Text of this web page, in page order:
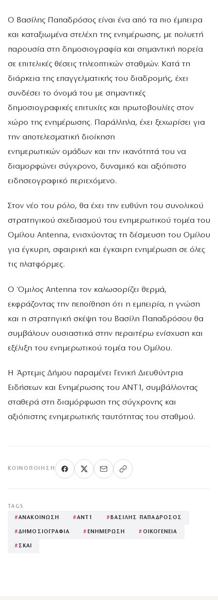
Ο Βασίλης Παπαδρόσος είναι ένα από τα πιο έμπειρα
και καταξιωμένα στελέχη της ενημέρωσης, με πολυετή
παρουσία στη δημοσιογραφία και σημαντική πορεία
σε επιτελικές θέσεις τηλεοπτικών σταθμών. Κατά τη
διάρκεια της επαγγελματικής του διαδρομής, έχει
συνδέσει το όνομά του με σημαντικές
δημοσιογραφικές επιτυχίες και πρωτοβουλίες στον
χώρο της ενημέρωσης. Παράλληλα, έχει ξεχωρίσει για
την αποτελεσματική διοίκηση
ενημερωτικών ομάδων και την ικανότητά του να
διαμορφώνει σύγχρονο, δυναμικό και αξιόπιστο
ειδησεογραφικό περιεχόμενο.
Στον νέο του ρόλο, θα έχει την ευθύνη του συνολικού
στρατηγικού σχεδιασμού του ενημερωτικού τομέα του
Ομίλου Antenna, ενισχύοντας τη δέσμευση του Ομίλου
για έγκυρη, σφαιρική και έγκαιρη ενημέρωση σε όλες
τις πλατφόρμες.
Ο Όμιλος Antenna τον καλωσορίζει θερμά,
εκφράζοντας την πεποίθηση ότι η εμπειρία, η γνώση
και η στρατηγική σκέψη του Βασίλη Παπαδρόσου θα
συμβάλουν ουσιαστικά στην περαιτέρω ενίσχυση και
εξέλιξη του ενημερωτικού τομέα του Ομίλου.
Η Άρτεμις Δήμου παραμένει Γενική Διευθύντρια
Ειδήσεων και Ενημέρωσης του ΑΝΤ1, συμβάλλοντας
σταθερά στη διαμόρφωση της σύγχρονης και
αξιόπιστης ενημερωτικής ταυτότητας του σταθμού.
ΚΟΙΝΟΠΟΊΗΣΗ
TAGS
#ΑΝΑΚΟΙΝΩΣΗ #ΑΝΤ1 # ΒΑΣΙΛΗΣ ΠΑΠΑΔΡΟΣΟΣ
#ΔΗΜΟΣΙΟΓΡΑΦΙΑ # ΕΝΗΜΕΡΩΣΗ # ΟΙΚΟΓΕΝΕΙΑ
# ΣΚΑΙ